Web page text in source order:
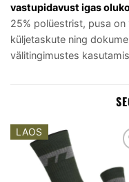
vastupidavust igas
25% polüestrist, pusa
küljetaskute ning
välitingimustes
LAOS